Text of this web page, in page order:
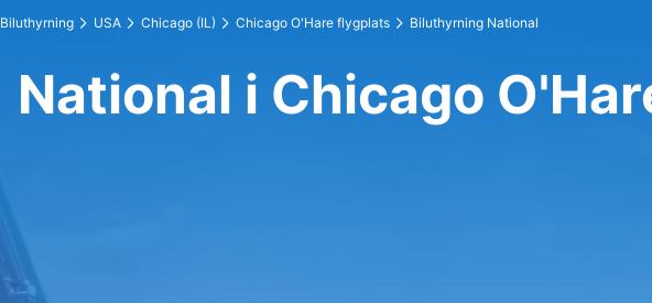
Biluthyrning USA Chicago (IL) Chicago O'Hare flygplats Biluthyrning National
National i Chicago